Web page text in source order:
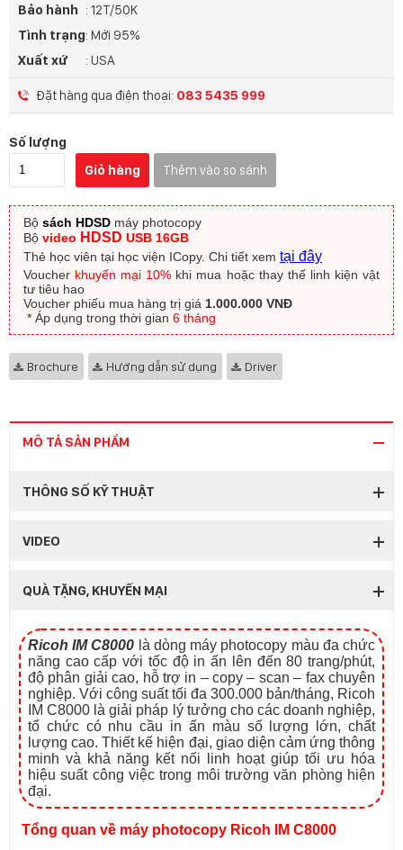
Bảo hành : 12T/50K
Tình trạng: Mới 95%
Xuất xứ
: USA
Đặt hàng qua điện thoại: 083 5435 999
Số lượng
Giỏ hàng
Thêm vào so sánh
Bộ sách HDSD máy photocopy
Bộ video HDSD USB 16GB
Thẻ học viên tại học viện ICopy. Chi tiết xem tại đây
Voucher khuyến mại 10% khi mua hoặc thay thế linh kiện vật
tư tiêu hao
Voucher phiếu mua hàng trị giá 1.000.000 VNĐ
​ * Áp dụng trong thời gian 6 tháng
Brochure Hướng dẫn sử dụng Driver
MÔ TẢ SẢN PHẨM
THÔNG SỐ KỸ THUẬT
VIDEO
QUÀ TẶNG, KHUYẾN MẠI
Ricoh IM C8000 là dòng máy photocopy màu đa chức
năng cao cấp với tốc độ in ấn lên đến 80 trang/phút,
độ phân giải cao, hỗ trợ in – copy – scan – fax chuyên
nghiệp. Với công suất tối đa 300.000 bản/tháng, Ricoh
IM C8000 là giải pháp lý tưởng cho các doanh nghiệp,
tổ chức có nhu cầu in ấn màu số lượng lớn, chất
lượng cao. Thiết kế hiện đại, giao diện cảm ứng thông
minh và khả năng kết nối linh hoạt giúp tối ưu hóa
hiệu suất công việc trong môi trường văn phòng hiện
đại.
Tổng quan về máy photocopy Ricoh IM C8000